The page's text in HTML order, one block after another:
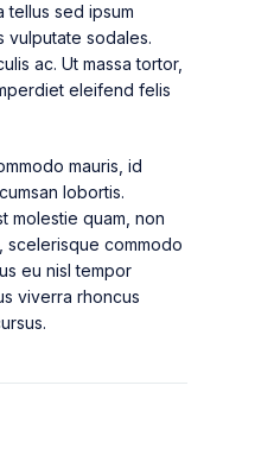
tellus sed ipsum
vulputate sodales.
ac. Ut massa tortor,
eleifend felis
mauris, id
lobortis.
molestie quam, non
scelerisque commodo
eu nisl tempor
viverra rhoncus